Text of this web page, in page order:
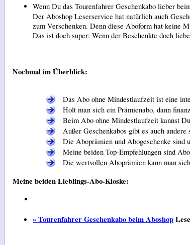
Wenn Du das Tourenfahrer Geschenkabo lieber
Der Aboshop Leserservice hat natürlich auch
zum Verschenken. Denn diese Aboform hat keine
Das ist doch super: Wenn der Beschenkte doch
Nochmal im Überblick:
Das Abo ohne Mindestlaufzeit ist eine
Holt man sich ein Prämienabo, dann
Beim Abo ohne Mindestlaufzeit kannst
Außer Geschenkabos gibt es auch
Die Aboprämien und Abogeschenke sind
Meine beiden Top-Empfehlungen sind
Die wertvollen Aboprämien kann man
Meine beiden Lieblings-Abo-Kioske:
» Tourenfahrer Geschenkabo beim Aboshop